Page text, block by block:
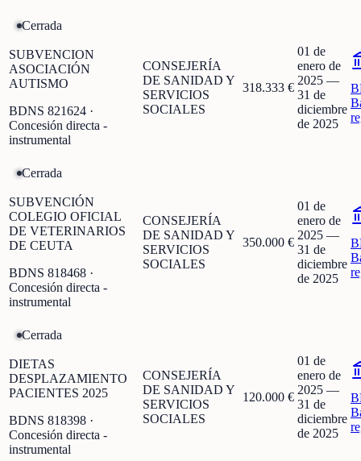
Cerrada
SUBVENCION
ASOCIACIÓN
AUTISMO
BDNS 821624 ·
Concesión directa -
instrumental
CONSEJERÍA
DE SANIDAD Y
SERVICIOS
SOCIALES
318.333 €
01 de
enero de
2025 —
31 de
diciembre
de 2025
Cerrada
SUBVENCIÓN
COLEGIO OFICIAL
DE VETERINARIOS
DE CEUTA
BDNS 818468 ·
Concesión directa -
instrumental
CONSEJERÍA
DE SANIDAD Y
SERVICIOS
SOCIALES
350.000 €
01 de
enero de
2025 —
31 de
diciembre
de 2025
Cerrada
DIETAS
DESPLAZAMIENTO
PACIENTES 2025
BDNS 818398 ·
Concesión directa -
instrumental
CONSEJERÍA
DE SANIDAD Y
SERVICIOS
SOCIALES
120.000 €
01 de
enero de
2025 —
31 de
diciembre
de 2025